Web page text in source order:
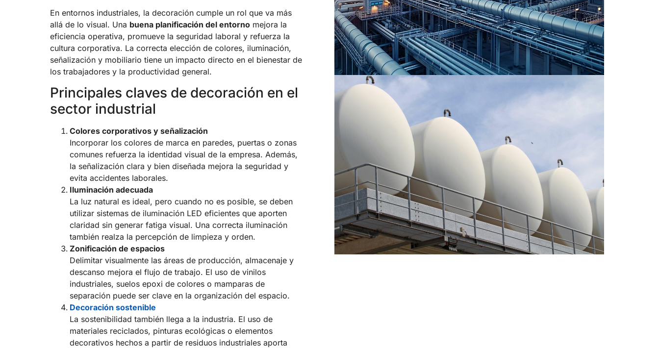
En entornos industriales, la decoración cumple un rol que va más
allá de lo visual. Una buena planificación del entorno mejora la
eficiencia operativa, promueve la seguridad laboral y refuerza la
cultura corporativa. La correcta elección de colores, iluminación,
señalización y mobiliario tiene un impacto directo en el bienestar de
los trabajadores y la productividad general.
Principales claves de decoración en el
sector industrial
Colores corporativos y señalización
Incorporar los colores de marca en paredes, puertas o zonas
comunes refuerza la identidad visual de la empresa. Además,
la señalización clara y bien diseñada mejora la seguridad y
evita accidentes laborales.
Iluminación adecuada
La luz natural es ideal, pero cuando no es posible, se deben
utilizar sistemas de iluminación LED eficientes que aporten
claridad sin generar fatiga visual. Una correcta iluminación
también realza la percepción de limpieza y orden.
Zonificación de espacios
Delimitar visualmente las áreas de producción, almacenaje y
descanso mejora el flujo de trabajo. El uso de vinilos
industriales, suelos epoxi de colores o mamparas de
separación puede ser clave en la organización del espacio.
Decoración sostenible
La sostenibilidad también llega a la industria. El uso de
materiales reciclados, pinturas ecológicas o elementos
decorativos hechos a partir de residuos industriales aporta